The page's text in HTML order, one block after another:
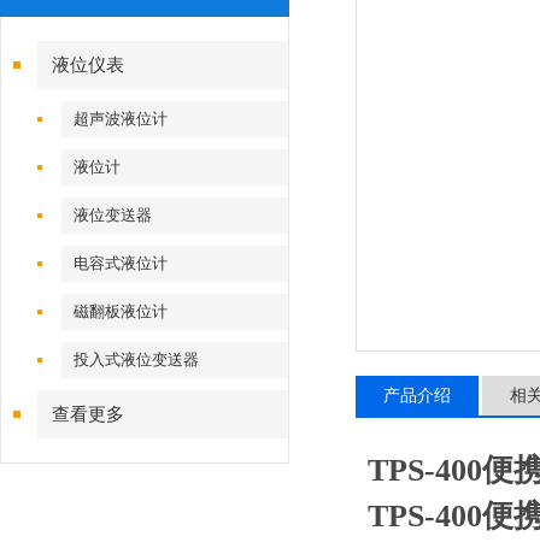
液位仪表
超声波液位计
液位计
液位变送器
电容式液位计
磁翻板液位计
投入式液位变送器
查看更多
产品介绍 相
TPS-400便
TPS-400便